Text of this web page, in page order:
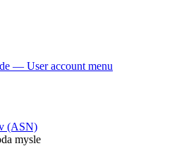
— User account menu
(ASN)
mysle